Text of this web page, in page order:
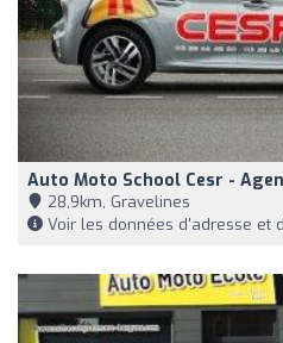
Auto Moto School Cesr -
28,9km, Gravelines
Voir les données d'adresse et